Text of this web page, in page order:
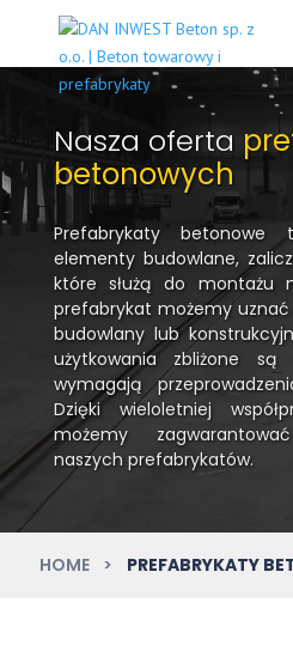
Nasza oferta
betonowych
Prefabrykaty betonowe
elementy budowlane,
które służą do montażu
prefabrykat możemy
budowlany lub
użytkowania zbliżone
wymagają
Dzięki wieloletniej
możemy
naszych prefabrykatów.
HOME PREFABRYKATY